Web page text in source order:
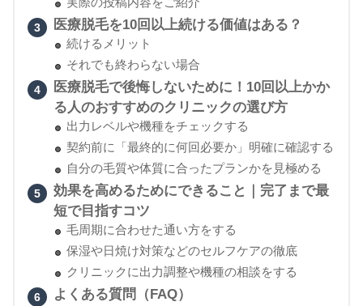
医療脱毛を10回以上続ける価値はある？
続けるメリット
それでも終わらない場合
医療脱毛で後悔しないために！10回以上かか
る人のおすすめのクリニックの選び方
出力レベルや機種をチェックする
契約前に「最終的に何回必要か」明確に確認する
自分の毛質や体質に合ったプランかを見極める
効果を高めるためにできること｜完了まで最
短で目指すコツ
毛周期に合わせた通い方をする
保湿や日焼け対策などのセルフケアの徹底
クリニックに出力調整や機種の相談をする
よくある質問（FAQ）